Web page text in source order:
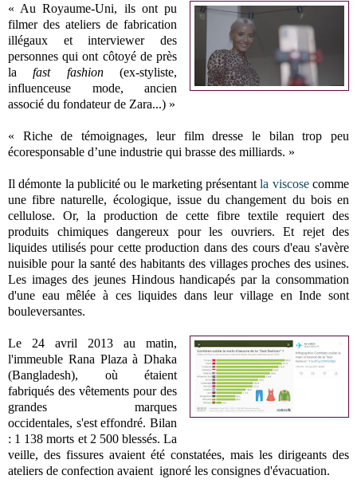
« Au Royaume-Uni, ils ont pu
filmer des ateliers de fabrication
illégaux et interviewer des
personnes qui ont côtoyé de près
lafast fashion(ex-styliste,
influenceuse mode, ancien
associé du fondateur de Zara...) »
« Riche de témoignages, leur film dresse le bilan trop peu
écoresponsable d’une industrie qui brasse des milliards. »
Il démonte la publicité ou le marketing présentantla viscosecomme
une fibre naturelle, écologique, issue du changement du bois en
cellulose. Or, la production de cette fibre textile requiert des
produits chimiques dangereux pour les ouvriers. Et rejet des
liquides utilisés pour cette production dans des cours d'eau s'avère
nuisible pour la santé des habitants des villages proches des usines.
Les images des jeunes Hindous handicapés par la consommation
d'une eau mêlée à ces liquides dans leur village en Inde sont
bouleversantes.
Le 24 avril 2013 au matin,
l'immeuble Rana Plaza à Dhaka
(Bangladesh), où étaient
fabriqués des vêtements pour des
grandes marques
occidentales, s'est effondré. Bilan
: 1 138 morts et 2 500 blessés.La
veille, des fissures avaient été constatées, mais les dirigeants des
ateliers de confection avaient ignoré les consignes d'évacuation.